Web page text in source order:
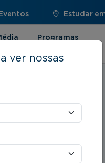
Eventos Estudar
Programas
temas
ver nossas